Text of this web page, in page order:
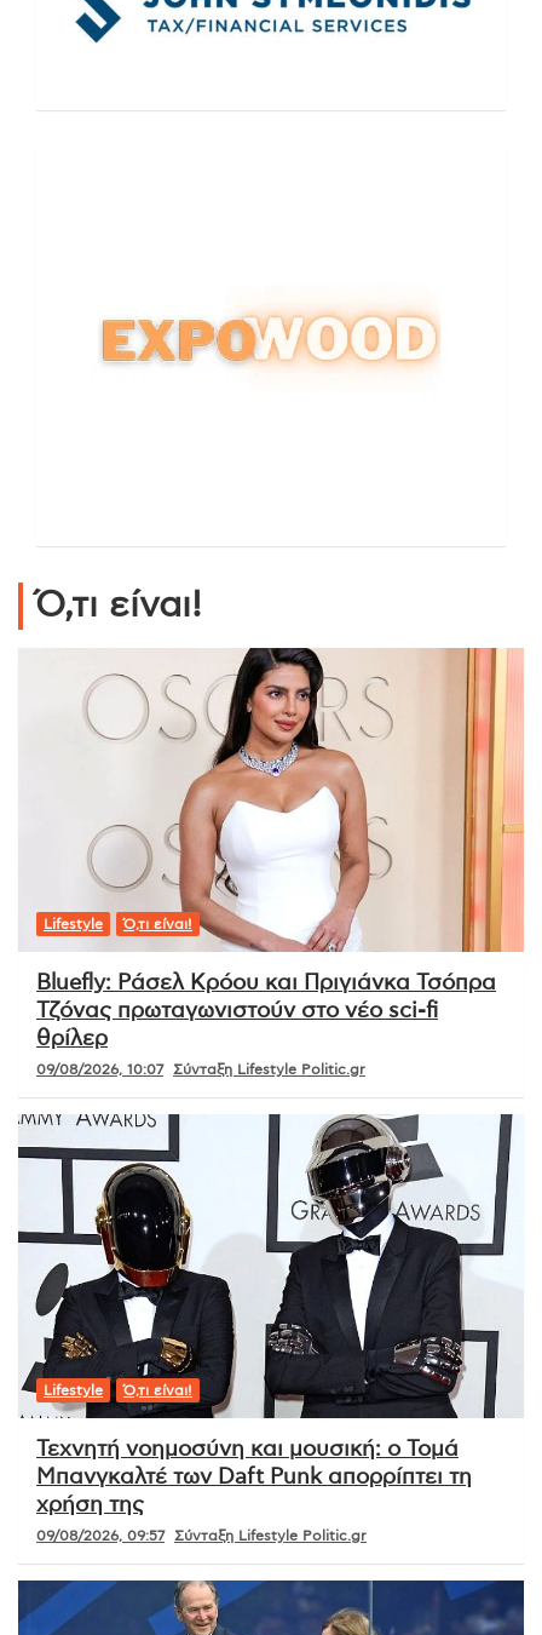
Ό,τι είναι!
Lifestyle Ό,τι είναι!
Bluefly: Ράσελ Κρόου και Πριγιάνκα Τσόπρα
Τζόνας πρωταγωνιστούν στο νέο sci-fi
θρίλερ
09/08/2026, 10:07 Σύνταξη Lifestyle Politic.gr
Lifestyle Ό,τι είναι!
Τεχνητή νοημοσύνη και μουσική: ο Τομά
Μπανγκαλτέ των Daft Punk απορρίπτει τη
χρήση της
09/08/2026, 09:57 Σύνταξη Lifestyle Politic.gr